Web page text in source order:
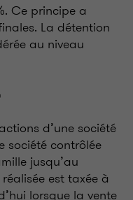
Ce principe a
La détention
au niveau
d’une société
société contrôlée
jusqu’au
est taxée à
lorsque la vente